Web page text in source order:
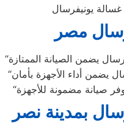
مصر
بمدينة نصر